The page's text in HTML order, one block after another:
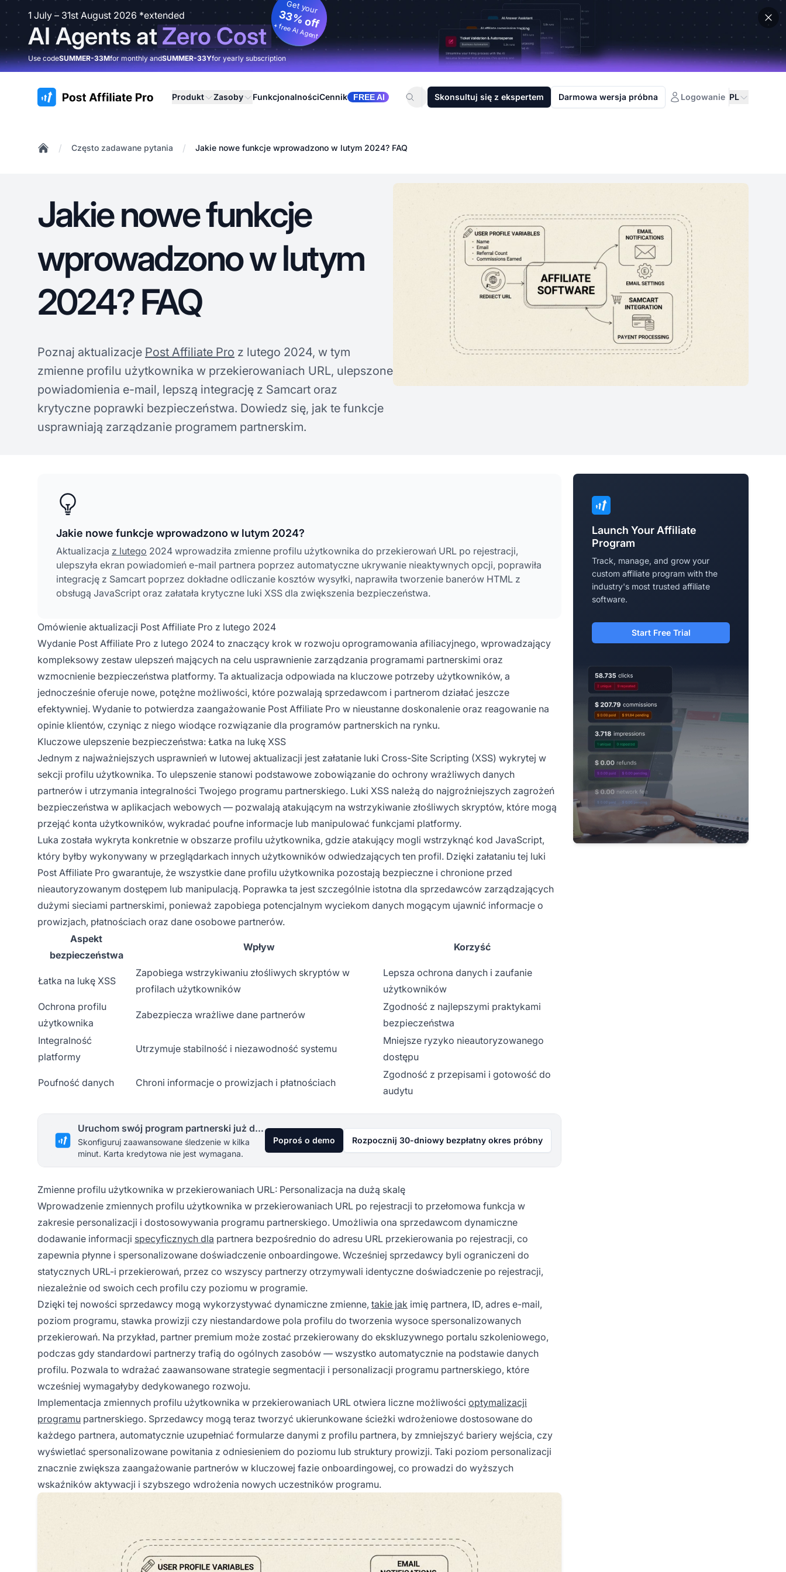
1 July – 31st August 2026 *extended
AI Agents atZero Cost
Get your
33% off
+ free AI Agent
Use codeSUMMER-33Mfor monthly andSUMMER-33Yfor yearly subscription
:site.title Produkt Zasoby FunkcjonalnościCennik FREE AI Skonsultuj się z ekspertem Darmowa wersja próbna Logowanie PL
/ Często zadawane pytania / Jakie nowe funkcje wprowadzono w lutym 2024? FAQ
Jakie nowe funkcje
wprowadzono w lutym
2024? FAQ
Poznaj aktualizacje Post Affiliate Pro z lutego 2024, w tym
zmienne profilu użytkownika w przekierowaniach URL, ulepszone
powiadomienia e-mail, lepszą integrację z Samcart oraz
krytyczne poprawki bezpieczeństwa. Dowiedz się, jak te funkcje
usprawniają zarządzanie programem partnerskim.
Jakie nowe funkcje wprowadzono w lutym 2024?
Aktualizacja z lutego 2024 wprowadziła zmienne profilu użytkownika do przekierowań URL po rejestracji,
ulepszyła ekran powiadomień e-mail partnera poprzez automatyczne ukrywanie nieaktywnych opcji, poprawiła
integrację z Samcart poprzez dokładne odliczanie kosztów wysyłki, naprawiła tworzenie banerów HTML z
obsługą JavaScript oraz załatała krytyczne luki XSS dla zwiększenia bezpieczeństwa.
Omówienie aktualizacji Post Affiliate Pro z lutego 2024
Wydanie Post Affiliate Pro z lutego 2024 to znaczący krok w rozwoju oprogramowania afiliacyjnego, wprowadzający
kompleksowy zestaw ulepszeń mających na celu usprawnienie zarządzania programami partnerskimi oraz
wzmocnienie bezpieczeństwa platformy. Ta aktualizacja odpowiada na kluczowe potrzeby użytkowników, a
jednocześnie oferuje nowe, potężne możliwości, które pozwalają sprzedawcom i partnerom działać jeszcze
efektywniej. Wydanie to potwierdza zaangażowanie Post Affiliate Pro w nieustanne doskonalenie oraz reagowanie na
opinie klientów, czyniąc z niego wiodące rozwiązanie dla programów partnerskich na rynku.
Kluczowe ulepszenie bezpieczeństwa: Łatka na lukę XSS
Jednym z najważniejszych usprawnień w lutowej aktualizacji jest załatanie luki Cross-Site Scripting (XSS) wykrytej w
sekcji profilu użytkownika. To ulepszenie stanowi podstawowe zobowiązanie do ochrony wrażliwych danych
partnerów i utrzymania integralności Twojego programu partnerskiego. Luki XSS należą do najgroźniejszych zagrożeń
bezpieczeństwa w aplikacjach webowych — pozwalają atakującym na wstrzykiwanie złośliwych skryptów, które mogą
przejąć konta użytkowników, wykradać poufne informacje lub manipulować funkcjami platformy.
Luka została wykryta konkretnie w obszarze profilu użytkownika, gdzie atakujący mogli wstrzyknąć kod JavaScript,
który byłby wykonywany w przeglądarkach innych użytkowników odwiedzających ten profil. Dzięki załataniu tej luki
Post Affiliate Pro gwarantuje, że wszystkie dane profilu użytkownika pozostają bezpieczne i chronione przed
nieautoryzowanym dostępem lub manipulacją. Poprawka ta jest szczególnie istotna dla sprzedawców zarządzających
dużymi sieciami partnerskimi, ponieważ zapobiega potencjalnym wyciekom danych mogącym ujawnić informacje o
prowizjach, płatnościach oraz dane osobowe partnerów.
Aspekt
bezpieczeństwa
Wpływ Korzyść
Łatka na lukę XSS
Zapobiega wstrzykiwaniu złośliwych skryptów w
profilach użytkowników
Lepsza ochrona danych i zaufanie
użytkowników
Ochrona profilu
użytkownika
Zabezpiecza wrażliwe dane partnerów
Zgodność z najlepszymi praktykami
bezpieczeństwa
Integralność
platformy
Utrzymuje stabilność i niezawodność systemu
Mniejsze ryzyko nieautoryzowanego
dostępu
Poufność danych Chroni informacje o prowizjach i płatnościach
Zgodność z przepisami i gotowość do
audytu
Uruchom swój program partnerski już dziś
Skonfiguruj zaawansowane śledzenie w kilka
minut. Karta kredytowa nie jest wymagana.
Poproś o demo Rozpocznij 30-dniowy bezpłatny okres próbny
Zmienne profilu użytkownika w przekierowaniach URL: Personalizacja na dużą skalę
Wprowadzenie zmiennych profilu użytkownika w przekierowaniach URL po rejestracji to przełomowa funkcja w
zakresie personalizacji i dostosowywania programu partnerskiego. Umożliwia ona sprzedawcom dynamiczne
dodawanie informacji specyficznych dla partnera bezpośrednio do adresu URL przekierowania po rejestracji, co
zapewnia płynne i spersonalizowane doświadczenie onboardingowe. Wcześniej sprzedawcy byli ograniczeni do
statycznych URL-i przekierowań, przez co wszyscy partnerzy otrzymywali identyczne doświadczenie po rejestracji,
niezależnie od swoich cech profilu czy poziomu w programie.
Dzięki tej nowości sprzedawcy mogą wykorzystywać dynamiczne zmienne, takie jak imię partnera, ID, adres e-mail,
poziom programu, stawka prowizji czy niestandardowe pola profilu do tworzenia wysoce spersonalizowanych
przekierowań. Na przykład, partner premium może zostać przekierowany do ekskluzywnego portalu szkoleniowego,
podczas gdy standardowi partnerzy trafią do ogólnych zasobów — wszystko automatycznie na podstawie danych
profilu. Pozwala to wdrażać zaawansowane strategie segmentacji i personalizacji programu partnerskiego, które
wcześniej wymagałyby dedykowanego rozwoju.
Implementacja zmiennych profilu użytkownika w przekierowaniach URL otwiera liczne możliwości optymalizacji
programu partnerskiego. Sprzedawcy mogą teraz tworzyć ukierunkowane ścieżki wdrożeniowe dostosowane do
każdego partnera, automatycznie uzupełniać formularze danymi z profilu partnera, by zmniejszyć bariery wejścia, czy
wyświetlać spersonalizowane powitania z odniesieniem do poziomu lub struktury prowizji. Taki poziom personalizacji
znacznie zwiększa zaangażowanie partnerów w kluczowej fazie onboardingowej, co prowadzi do wyższych
wskaźników aktywacji i szybszego wdrożenia nowych uczestników programu.
Launch Your Affiliate
Program
Track, manage, and grow your
custom affiliate program with the
industry's most trusted affiliate
software.
Start Free Trial